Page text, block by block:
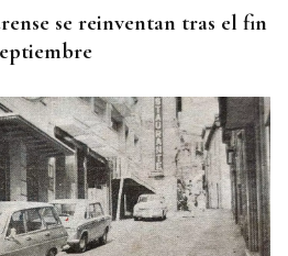
se reinventan tras el fin